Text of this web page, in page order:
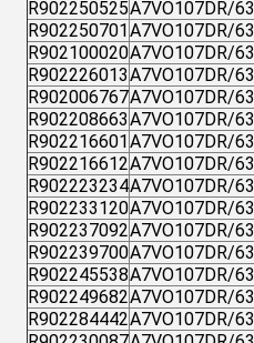
R902250525A7VO107DR/
R902250701A7VO107DR/
R902100020A7VO107DR/
R902226013A7VO107DR/
R902006767A7VO107DR/
R902208663A7VO107DR/
R902216601A7VO107DR/
R902216612A7VO107DR/
R902223234A7VO107DR/
R902233120A7VO107DR/
R902237092A7VO107DR/
R902239700A7VO107DR/
R902245538A7VO107DR/
R902249682A7VO107DR/
R902284442A7VO107DR/